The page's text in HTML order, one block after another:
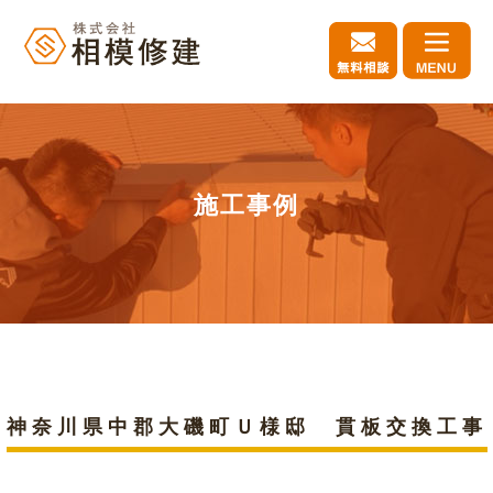
施工事例
神奈川県中郡大磯町Ｕ様邸 貫板交換工事